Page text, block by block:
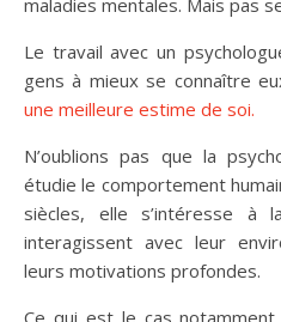
Le travail avec un
gens à mieux se connaître
une meilleure estime de soi.
N’oublions pas que la
étudie le comportement
siècles, elle s’intéresse à
interagissent avec leur
leurs motivations profondes.
Ce qui est le cas